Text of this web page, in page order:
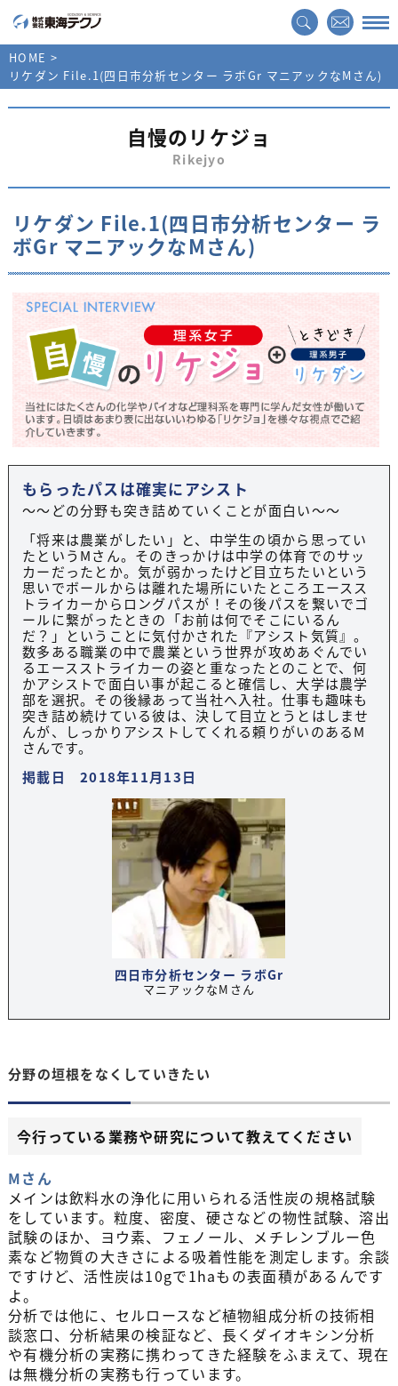
HOME
リケダン File.1(四日市分析センター ラボGr マニアックなMさん)
自慢のリケジョ
Rikejyo
リケダン File.1(四日市分析センター ラ
ボGr マニアックなMさん)
もらったパスは確実にアシスト
～～どの分野も突き詰めていくことが面白い～～
「将来は農業がしたい」と、中学生の頃から思ってい
たというMさん。そのきっかけは中学の体育でのサッ
カーだったとか。気が弱かったけど目立ちたいという
思いでボールからは離れた場所にいたところエースス
トライカーからロングパスが！その後パスを繋いでゴ
ールに繋がったときの「お前は何でそこにいるん
だ？」ということに気付かされた『アシスト気質』。
数多ある職業の中で農業という世界が攻めあぐんでい
るエースストライカーの姿と重なったとのことで、何
かアシストで面白い事が起こると確信し、大学は農学
部を選択。その後縁あって当社へ入社。仕事も趣味も
突き詰め続けている彼は、決して目立とうとはしませ
んが、しっかりアシストしてくれる頼りがいのあるM
さんです。
掲載日 2018年11月13日
四日市分析センター ラボGr
マニアックなMさん
分野の垣根をなくしていきたい
今行っている業務や研究について教えてください
Mさん
メインは飲料水の浄化に用いられる活性炭の規格試験
をしています。粒度、密度、硬さなどの物性試験、溶出
試験のほか、ヨウ素、フェノール、メチレンブルー色
素など物質の大きさによる吸着性能を測定します。余談
ですけど、活性炭は10gで1haもの表面積があるんです
よ。
分析では他に、セルロースなど植物組成分析の技術相
談窓口、分析結果の検証など、長くダイオキシン分析
や有機分析の実務に携わってきた経験をふまえて、現在
は無機分析の実務も行っています。